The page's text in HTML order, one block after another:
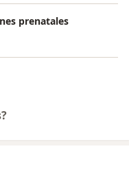
prenatales